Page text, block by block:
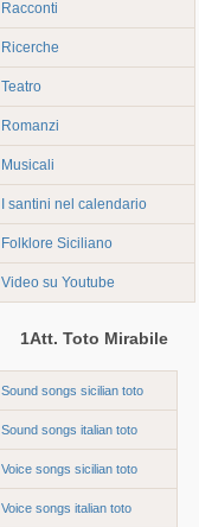
Racconti
Ricerche
Teatro
Romanzi
Musicali
I santini nel calendario
Folklore Siciliano
Video su Youtube
1Att. Toto Mirabile
Sound songs sicilian toto
Sound songs italian toto
Voice songs sicilian toto
Voice songs italian toto